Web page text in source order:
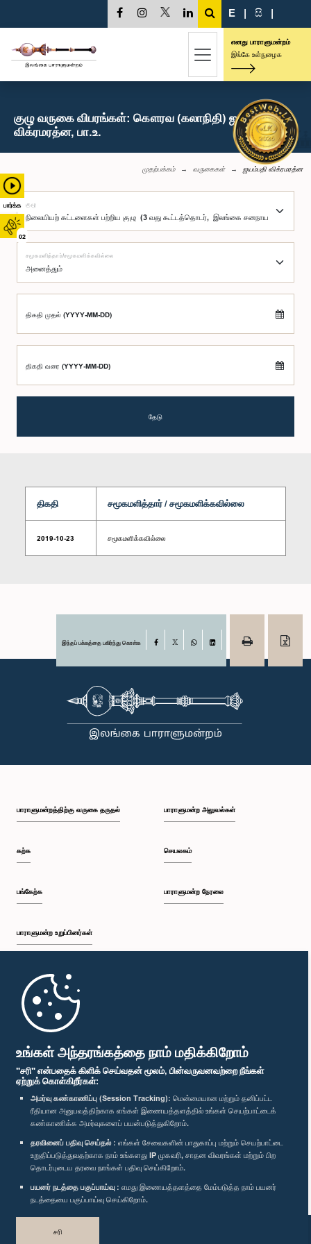
உங்கள் அந்தரங்கத்தை நாம் மதிக்கிறோம்
"சரி" என்பதைக் கிளிக் செய்வதன் மூலம், பின்வருவனவற்றை நீங்கள்
ஏற்றுக் கொள்கிறீர்கள்:
அமர்வு கண்காணிப்பு (Session Tracking): மென்மையான மற்றும் தனிப்பட்ட
ரீதியான அனுபவத்திற்காக எங்கள் இணையத்தளத்தில் உங்கள் செயற்பாட்டைக்
கண்காணிக்க அமர்வுகளைப் பயன்படுத்துகிறோம்.
தரவினைப் பதிவு செய்தல் : எங்கள் சேவைகளின் பாதுகாப்பு மற்றும் செயற்பாட்டை
உறுதிப்படுத்துவதற்காக நாம் உங்களது IP முகவரி, சாதன விவரங்கள் மற்றும் பிற
தொடர்புடைய தரவை நாங்கள் பதிவு செய்கிறோம்.
பயனர் நடத்தை பகுப்பாய்வு : எமது இணையத்தளத்தை மேம்படுத்த நாம் பயனர்
நடத்தையை பகுப்பாய்வு செய்கிறோம்.
சரி
பார்க்க
02
E | සි |
எனது பாராளுமன்றம்
இங்கே உள்நுழைக
குழு வருகை விபரங்கள்: கௌரவ (கலாநிதி) ஜயம்பதி
விக்ரமரத்ன, பா.உ.
முதற்பக்கம் வருகைகள் ஜயம்பதி விக்ரமரத்ன
குழு
சமூகமளித்தார்/சமூகமளிக்கவில்லை
திகதி முதல் (YYYY-MM-DD)
திகதி வரை (YYYY-MM-DD)
தேடு
திகதி சமூகமளித்தார் / சமூகமளிக்கவில்லை
2019-10-23 சமூகமளிக்கவில்லை
இந்தப் பக்கத்தை பகிர்ந்து கொள்க Facebook
பாராளுமன்றத்திற்கு வருகை தருதல்
கற்க
பங்கேற்க
பாராளுமன்ற உறுப்பினர்கள்
முதற்பக்கம்
பாராளுமன்ற அலுவல்கள்
செயலகம்
பாராளுமன்ற நேரலை
பாராளுமன்ற கையடக்க செயலி
எம்மை பின்தொடர்க :
விருதுகள்
தனியுரிமைக் கொள்கை